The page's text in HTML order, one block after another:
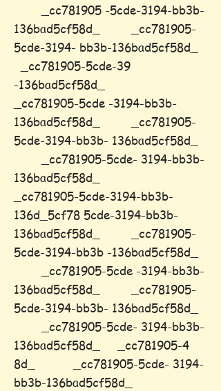
_cc781905 -5cde-3194-bb3b-
136bad5cf58d_ _cc781905-
5cde-3194- bb3b-136bad5cf58d_
_cc781905-5cde-39
-136bad5cf58d_
_cc781905-5cde -3194-bb3b-
136bad5cf58d_ _cc781905-
5cde-3194-bb3b- 136bad5cf58d_
_cc781905-5cde- 3194-bb3b-
136bad5cf58d_
_cc781905-5cde-3194-bb3b-
136d_5cf78 5cde-3194-bb3b-
136bad5cf58d_ _cc781905-
5cde-3194-bb3b -136bad5cf58d_
_cc781905-5cde -3194-bb3b-
136bad5cf58d_ _cc781905-
5cde-3194-bb3b- 136bad5cf58d_
_cc781905-5cde- 3194-bb3b-
136bad5cf58d_ _cc781905-4
8d_ _cc781905-5cde- 3194-
bb3b-136bad5cf58d_